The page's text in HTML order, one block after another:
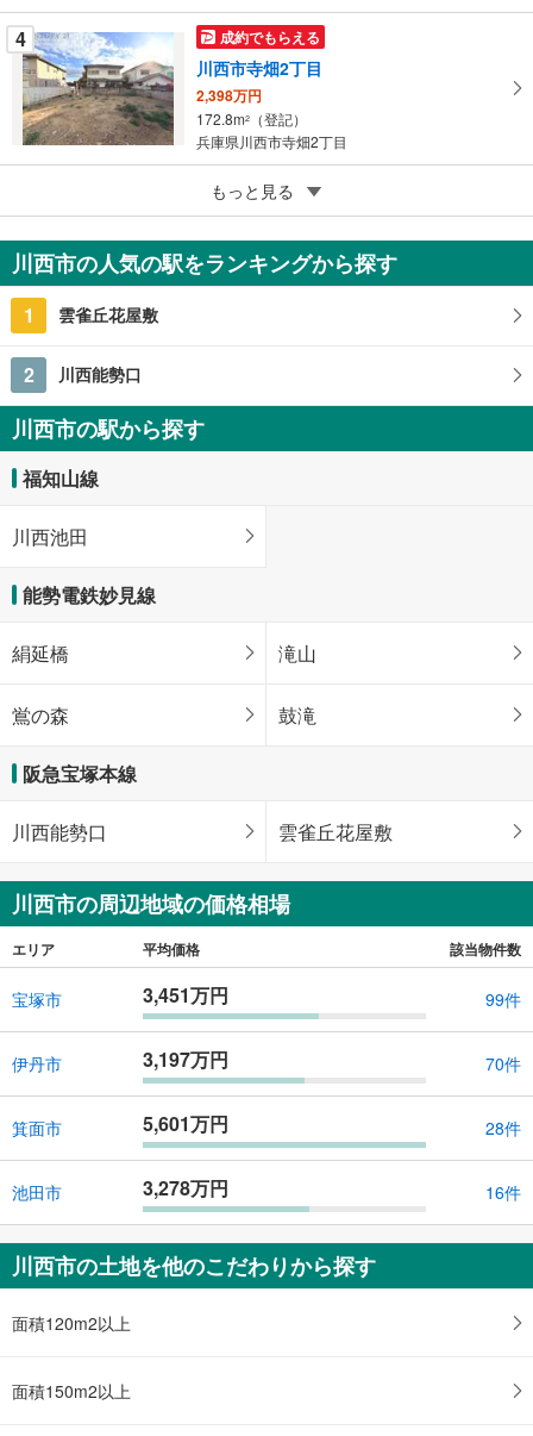
る
4 成約でもらえる
川西市寺畑2丁目
2,398万円
172.8m2
（登記）
兵庫県川西市寺畑2丁目
川西市松が丘町
2,980万円
196.67m2（登記）
兵庫県川西市松が丘町
もっと見る
川西市の人気の駅をランキングから探す
1 雲雀丘花屋敷
2 川西能勢口
川西市の駅から探す
福知山線
川西池田
能勢電鉄妙見線
絹延橋 滝山
鴬の森 鼓滝
阪急宝塚本線
川西能勢口 雲雀丘花屋敷
川西市の周辺地域の価格相場
エリア 平均価格 該当物件数
宝塚市 3,451万円 99件
伊丹市 3,197万円 70件
箕面市 5,601万円 28件
池田市 3,278万円 16件
川西市の土地を他のこだわりから探す
面積120m2以上
面積150m2以上